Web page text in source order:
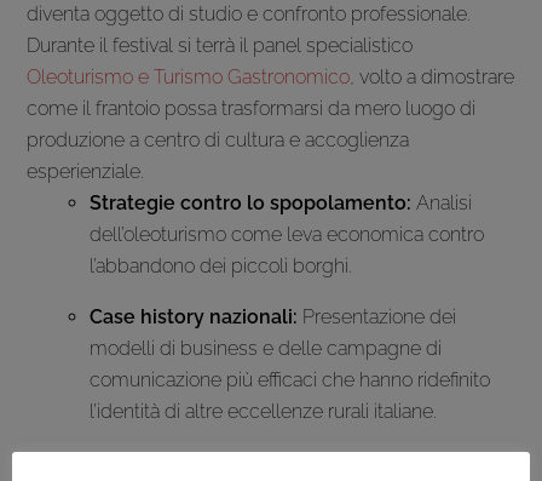
diventa oggetto di studio e confronto professionale.
Durante il festival si terrà il panel specialistico
Oleoturismo e Turismo Gastronomico, volto a dimostrare
come il frantoio possa trasformarsi da mero luogo di
produzione a centro di cultura e accoglienza
esperienziale.
Strategie contro lo spopolamento: Analisi
dell’oleoturismo come leva economica contro
l’abbandono dei piccoli borghi.
Case history nazionali: Presentazione dei
modelli di business e delle campagne di
comunicazione più efficaci che hanno ridefinito
l’identità di altre eccellenze rurali italiane.